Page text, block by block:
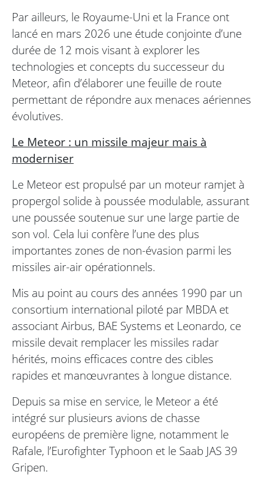
Par ailleurs, le Royaume-Uni et la France ont
lancé en mars 2026 une étude conjointe d’une
durée de 12 mois visant à explorer les
technologies et concepts du successeur du
Meteor, afin d’élaborer une feuille de route
permettant de répondre aux menaces aériennes
évolutives.
Le Meteor : un missile majeur mais à
moderniser
Le Meteor est propulsé par un moteur ramjet à
propergol solide à poussée modulable, assurant
une poussée soutenue sur une large partie de
son vol. Cela lui confère l’une des plus
importantes zones de non-évasion parmi les
missiles air-air opérationnels.
Mis au point au cours des années 1990 par un
consortium international piloté par MBDA et
associant Airbus, BAE Systems et Leonardo, ce
missile devait remplacer les missiles radar
hérités, moins efficaces contre des cibles
rapides et manœuvrantes à longue distance.
Depuis sa mise en service, le Meteor a été
intégré sur plusieurs avions de chasse
européens de première ligne, notamment le
Rafale, l’Eurofighter Typhoon et le Saab JAS 39
Gripen.